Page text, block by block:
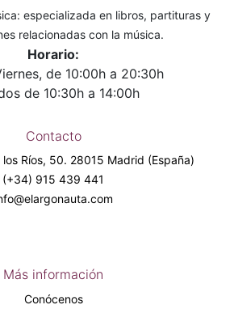
especializada en libros, partituras y
relacionadas con la música.
Horario:
de 10:00h a 20:30h
de 10:30h a 14:00h
Contacto
Ríos, 50. 28015 Madrid (España)
(+34) 915 439 441
Más información
Conócenos